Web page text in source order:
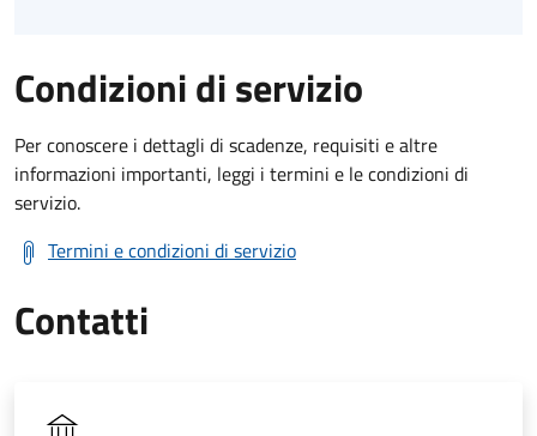
Condizioni di servizio
Per conoscere i dettagli di scadenze, requisiti e altre
informazioni importanti, leggi i termini e le condizioni di
servizio.
Termini e condizioni di servizio
Contatti